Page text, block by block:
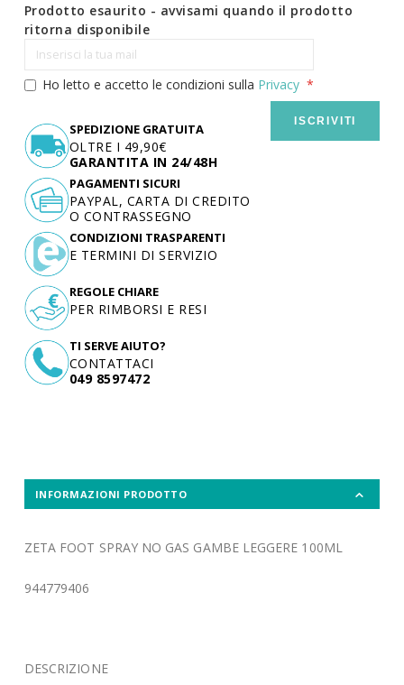
Prodotto esaurito - avvisami quando il prodotto
ritorna disponibile
Ho letto e accetto le condizioni sulla Privacy
ISCRIVITI
SPEDIZIONE GRATUITA
OLTRE I 49,90€
GARANTITA IN 24/48H
TI SERVE AIUTO?
CONTATTACI
049 8597472
PAGAMENTI SICURI
PAYPAL, CARTA DI CREDITO
O CONTRASSEGNO
CONDIZIONI TRASPARENTI
E TERMINI DI SERVIZIO
REGOLE CHIARE
PER RIMBORSI E RESI
INFORMAZIONI PRODOTTO
ZETA FOOT SPRAY NO GAS GAMBE LEGGERE 100ML
944779406
DESCRIZIONE